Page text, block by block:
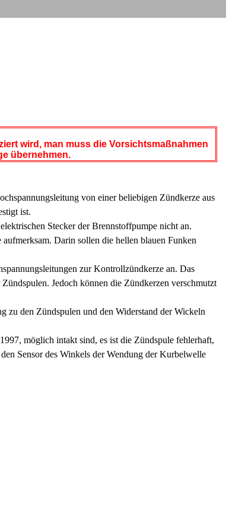
wird, man muss die Vorsichtsmaßnahmen
übernehmen.
von einer beliebigen Zündkerze aus
ist.
Stecker der Brennstoffpumpe nicht an.
Darin sollen die hellen blauen Funken
zur Kontrollzündkerze an. Das
Jedoch können die Zündkerzen verschmutzt
zu den Zündspulen und den Widerstand der Wickeln
möglich intakt sind, es ist die Zündspule fehlerhaft,
Sensor des Winkels der Wendung der Kurbelwelle